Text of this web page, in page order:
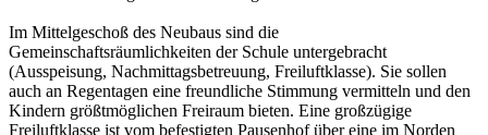
Im Mittelgeschoß des Neubaus sind die
Gemeinschaftsräumlichkeiten der Schule untergebracht
(Ausspeisung, Nachmittagsbetreuung, Freiluftklasse). Sie sollen
auch an Regentagen eine freundliche Stimmung vermitteln und den
Kindern größtmöglichen Freiraum bieten. Eine großzügige
Freiluftklasse ist vom befestigten Pausenhof über eine im Norden